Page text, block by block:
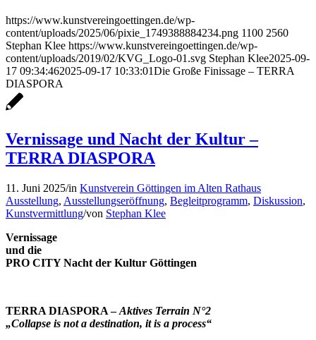
https://www.kunstvereingoettingen.de/wp-
content/uploads/2025/06/pixie_1749388884234.png 1100 2560
Stephan Klee https://www.kunstvereingoettingen.de/wp-
content/uploads/2019/02/KVG_Logo-01.svg Stephan Klee2025-09-
17 09:34:462025-09-17 10:33:01Die Große Finissage – TERRA
DIASPORA
Vernissage und Nacht der Kultur –
TERRA DIASPORA
11. Juni 2025/in Kunstverein Göttingen im Alten Rathaus
Ausstellung, Ausstellungseröffnung, Begleitprogramm, Diskussion,
Kunstvermittlung/von Stephan Klee
Vernissage
und die
PRO CITY Nacht der Kultur Göttingen
TERRA DIASPORA –Aktives Terrain N°2
„Collapse is not a destination, it is a process“